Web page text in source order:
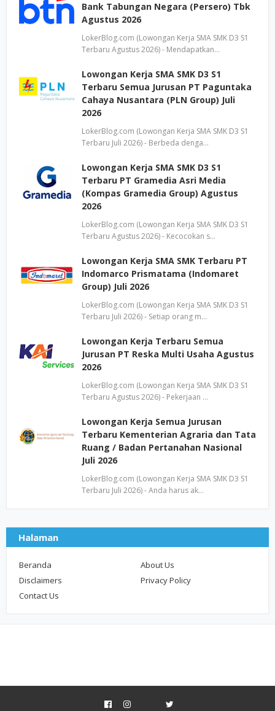
Bank Tabungan Negara (Persero) Tbk
Agustus 2026
LokerBlog.com (Lowongan Kerja SMA SMK D3 S1
Terbaru Agustus 2026) - Mendapatkan…
Lowongan Kerja SMA SMK D3 S1
Terbaru Semua Jurusan PT Paguntaka
Cahaya Nusantara (PLN Group) Juli
2026
LokerBlog.com (Lowongan Kerja SMA SMK D3 S1
Terbaru Juli 2026) - Berbeda denga…
Lowongan Kerja SMA SMK D3 S1
Terbaru PT Gramedia Asri Media
(Kompas Gramedia Group) Agustus
2026
LokerBlog.com (Lowongan Kerja SMA SMK D3 S1
Terbaru Agustus 2026) - Kecocokan s…
Lowongan Kerja SMA SMK Terbaru PT
Indomarco Prismatama (Indomaret
Group) Juli 2026
LokerBlog.com (Lowongan Kerja SMA SMK D3 S1
Terbaru Juli 2026) - Setiap orang m…
Lowongan Kerja Terbaru Semua
Jurusan PT Reska Multi Usaha Agustus
2026
LokerBlog.com (Lowongan Kerja SMA SMK D3 S1
Terbaru Agustus 2026) - Pekerjaan …
Lowongan Kerja Semua Jurusan
Terbaru Kementerian Agraria dan Tata
Ruang / Badan Pertanahan Nasional
Juli 2026
LokerBlog.com (Lowongan Kerja SMA SMK D3 S1
Terbaru Juli 2026) - Anda harus ak…
Halaman
Beranda
About Us
Disclaimers
Privacy Policy
Contact Us